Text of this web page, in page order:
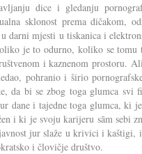
dice i gledanju
sklonost prema dičakom,
darni mjesti u tiskanica i
je to odurno, koliko se
i kaznenom prostoru.
pohranio i širio
da bi se zbog toga glumca
dane i tajedne toga glumca, ki
i ki je svoju karijeru sām sebi
jur slaže u krivici i kaštigi,
i človičje društvo.